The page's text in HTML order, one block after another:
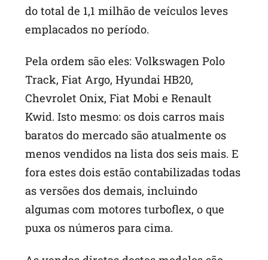
do total de 1,1 milhão de veículos leves
emplacados no período.
Pela ordem são eles: Volkswagen Polo
Track, Fiat Argo, Hyundai HB20,
Chevrolet Onix, Fiat Mobi e Renault
Kwid. Isto mesmo: os dois carros mais
baratos do mercado são atualmente os
menos vendidos na lista dos seis mais. E
fora estes dois estão contabilizadas todas
as versões dos demais, incluindo
algumas com motores turboflex, o que
puxa os números para cima.